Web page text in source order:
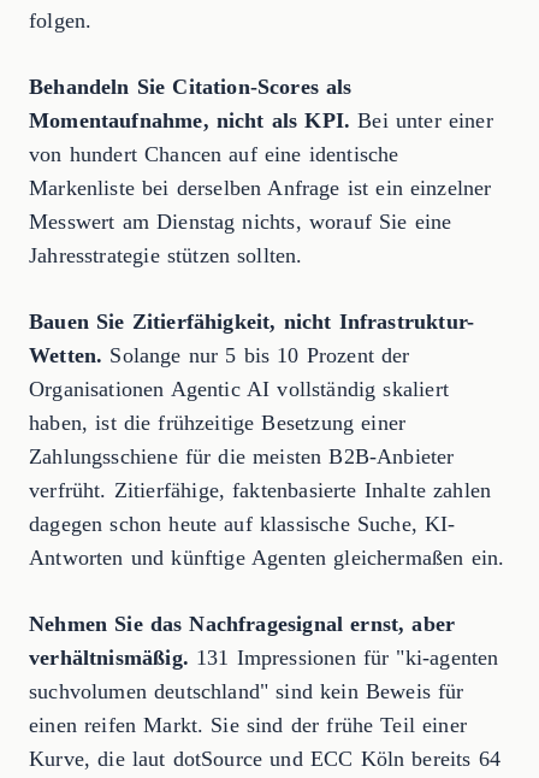
folgen.
Behandeln Sie Citation-Scores als
Momentaufnahme, nicht als KPI. Bei unter einer
von hundert Chancen auf eine identische
Markenliste bei derselben Anfrage ist ein einzelner
Messwert am Dienstag nichts, worauf Sie eine
Jahresstrategie stützen sollten.
Bauen Sie Zitierfähigkeit, nicht Infrastruktur-
Wetten. Solange nur 5 bis 10 Prozent der
Organisationen Agentic AI vollständig skaliert
haben, ist die frühzeitige Besetzung einer
Zahlungsschiene für die meisten B2B-Anbieter
verfrüht. Zitierfähige, faktenbasierte Inhalte zahlen
dagegen schon heute auf klassische Suche, KI-
Antworten und künftige Agenten gleichermaßen ein.
Nehmen Sie das Nachfragesignal ernst, aber
verhältnismäßig. 131 Impressionen für "ki-agenten
suchvolumen deutschland" sind kein Beweis für
einen reifen Markt. Sie sind der frühe Teil einer
Kurve, die laut dotSource und ECC Köln bereits 64